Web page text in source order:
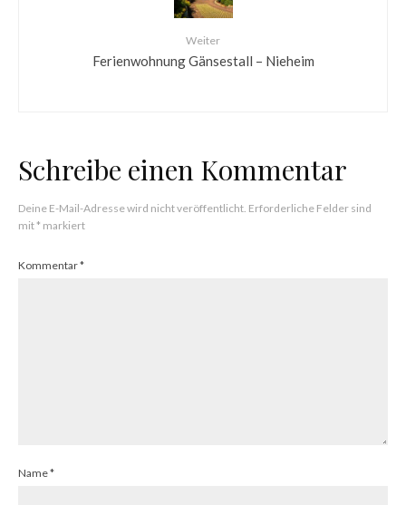
Weiter
Ferienwohnung Gänsestall – Nieheim
Schreibe einen Kommentar
Deine E-Mail-Adresse wird nicht veröffentlicht. Erforderliche Felder sind
mit* markiert
Kommentar*
Name*